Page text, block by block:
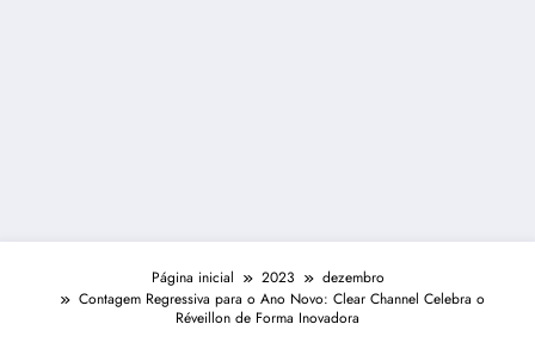
Página inicial 2023
dezembro
Contagem Regressiva para o Ano Novo: Clear Channel Celebra o
Réveillon de Forma Inovadora